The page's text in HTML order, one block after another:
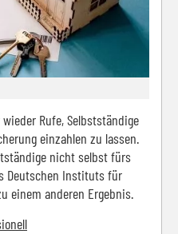
Rufe, Selbstständige
einzahlen zu lassen.
nicht selbst fürs
Deutschen Instituts für
einem anderen Ergebnis.